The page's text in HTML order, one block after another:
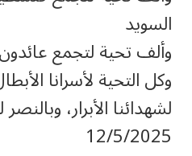
السويد
وألف تحية لتجمع عائدون
وكل التحية لأسرانا
لشهدائنا الأبرار،
12/5/2025